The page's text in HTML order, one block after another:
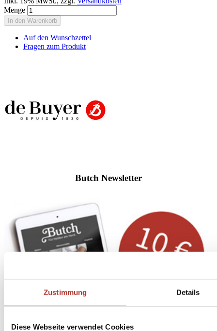
Zustimmung Details
Diese Webseite verwendet Cookies
Menge
In den Warenkorb
Auf den Wunschzettel
Fragen zum Produkt
Butch Newsletter